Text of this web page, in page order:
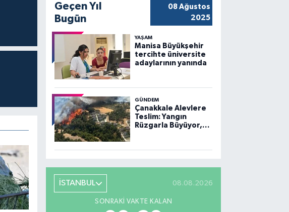
Geçen Yıl
Bugün
08 Ağustos
2025
YAŞAM
Manisa Büyükşehir
tercihte üniversite
adaylarının yanında
GÜNDEM
Çanakkale Alevlere
Teslim: Yangın
Rüzgarla Büyüyor,
İSTANBUL 08.08.2026
SONRAKI VAKTE KALAN